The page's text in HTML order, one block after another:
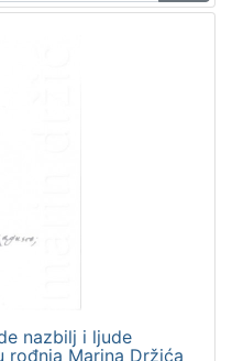
nazbilj i ljude
rođnja Marina Držića